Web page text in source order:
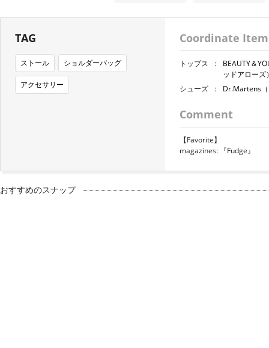
TAG
ストール ショルダーバッグ
アクセサリー
Coordinate Item
トップス ：
BEAUTY＆
ッドアローズ
シューズ
： Dr.Martens
Comment
【Favorite】
magazines: 『Fudge』
おすすめのスナップ